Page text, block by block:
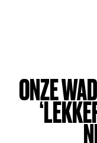
ONZE